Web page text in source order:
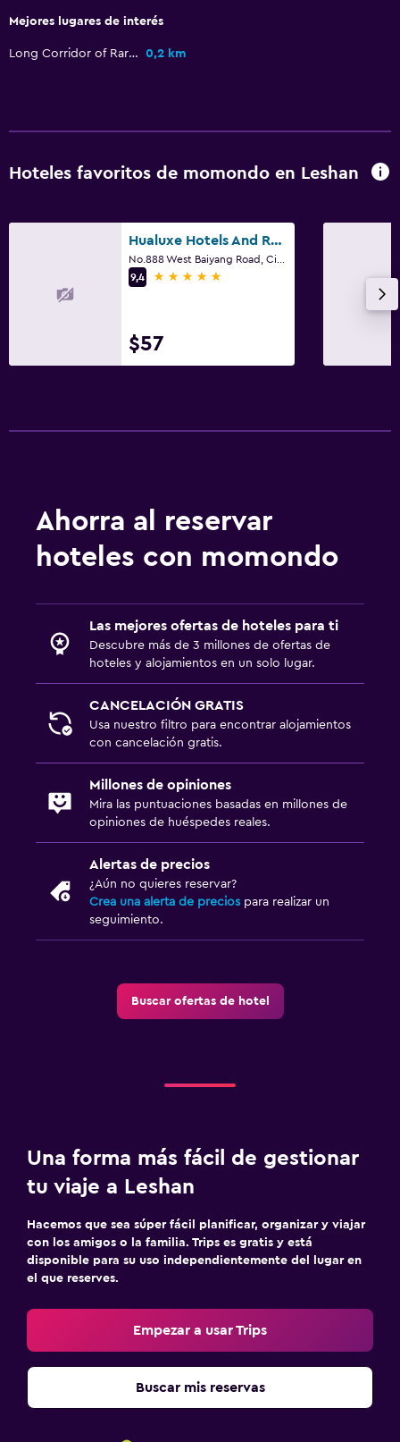
Mejores lugares de interés
Long Corridor of Rare Plants 0,2 km
Hoteles favoritos de momondo en Leshan
Hualuxe Hotels And Resorts Leshan
9,4
5 estrellas
$57
Ahorra al reservar
hoteles con momondo
Las mejores ofertas de hoteles para ti
Descubre más de 3 millones de ofertas de
hoteles y alojamientos en un solo lugar.
CANCELACIÓN GRATIS
Usa nuestro filtro para encontrar alojamientos
con cancelación gratis.
Millones de opiniones
Mira las puntuaciones basadas en millones de
opiniones de huéspedes reales.
Alertas de precios
¿Aún no quieres reservar?
Crea una alerta de precios para realizar un
seguimiento.
Buscar ofertas de hotel
Una forma más fácil de gestionar
tu viaje a Leshan
Hacemos que sea súper fácil planificar, organizar y viajar
con los amigos o la familia. Trips es gratis y está
disponible para su uso independientemente del lugar en
el que reserves.
Empezar a usar Trips
Buscar mis reservas